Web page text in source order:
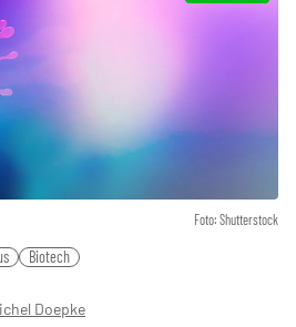
Foto: Shutterstock
Biotech
Doepke